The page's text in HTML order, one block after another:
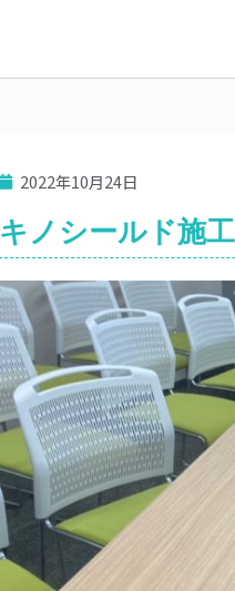
2022年10月24日
キノシールド施